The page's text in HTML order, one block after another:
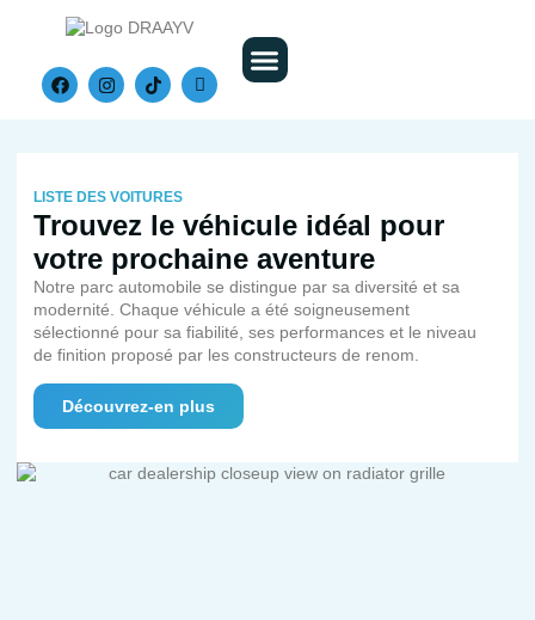
LISTE DES VOITURES
Trouvez le véhicule idéal pour
votre prochaine aventure
Notre parc automobile se distingue par sa diversité et sa
modernité. Chaque véhicule a été soigneusement
sélectionné pour sa fiabilité, ses performances et le niveau
de finition proposé par les constructeurs de renom.
Découvrez-en plus